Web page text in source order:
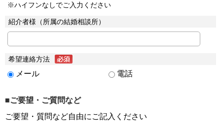
※ハイフンなしでご入力ください
紹介者様（所属の結婚相談所）
希望連絡方法
メール 電話
■ご要望・ご質問など
ご要望・質問など自由にご記入ください